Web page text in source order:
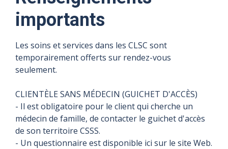
importants
Les soins et services dans les CLSC sont
temporairement offerts sur rendez-vous
seulement.
CLIENTÈLE SANS MÉDECIN (GUICHET D'ACCÈS)
- Il est obligatoire pour le client qui cherche un
médecin de famille, de contacter le guichet d'accès
de son territoire CSSS.
- Un questionnaire est disponible ici sur le site Web.